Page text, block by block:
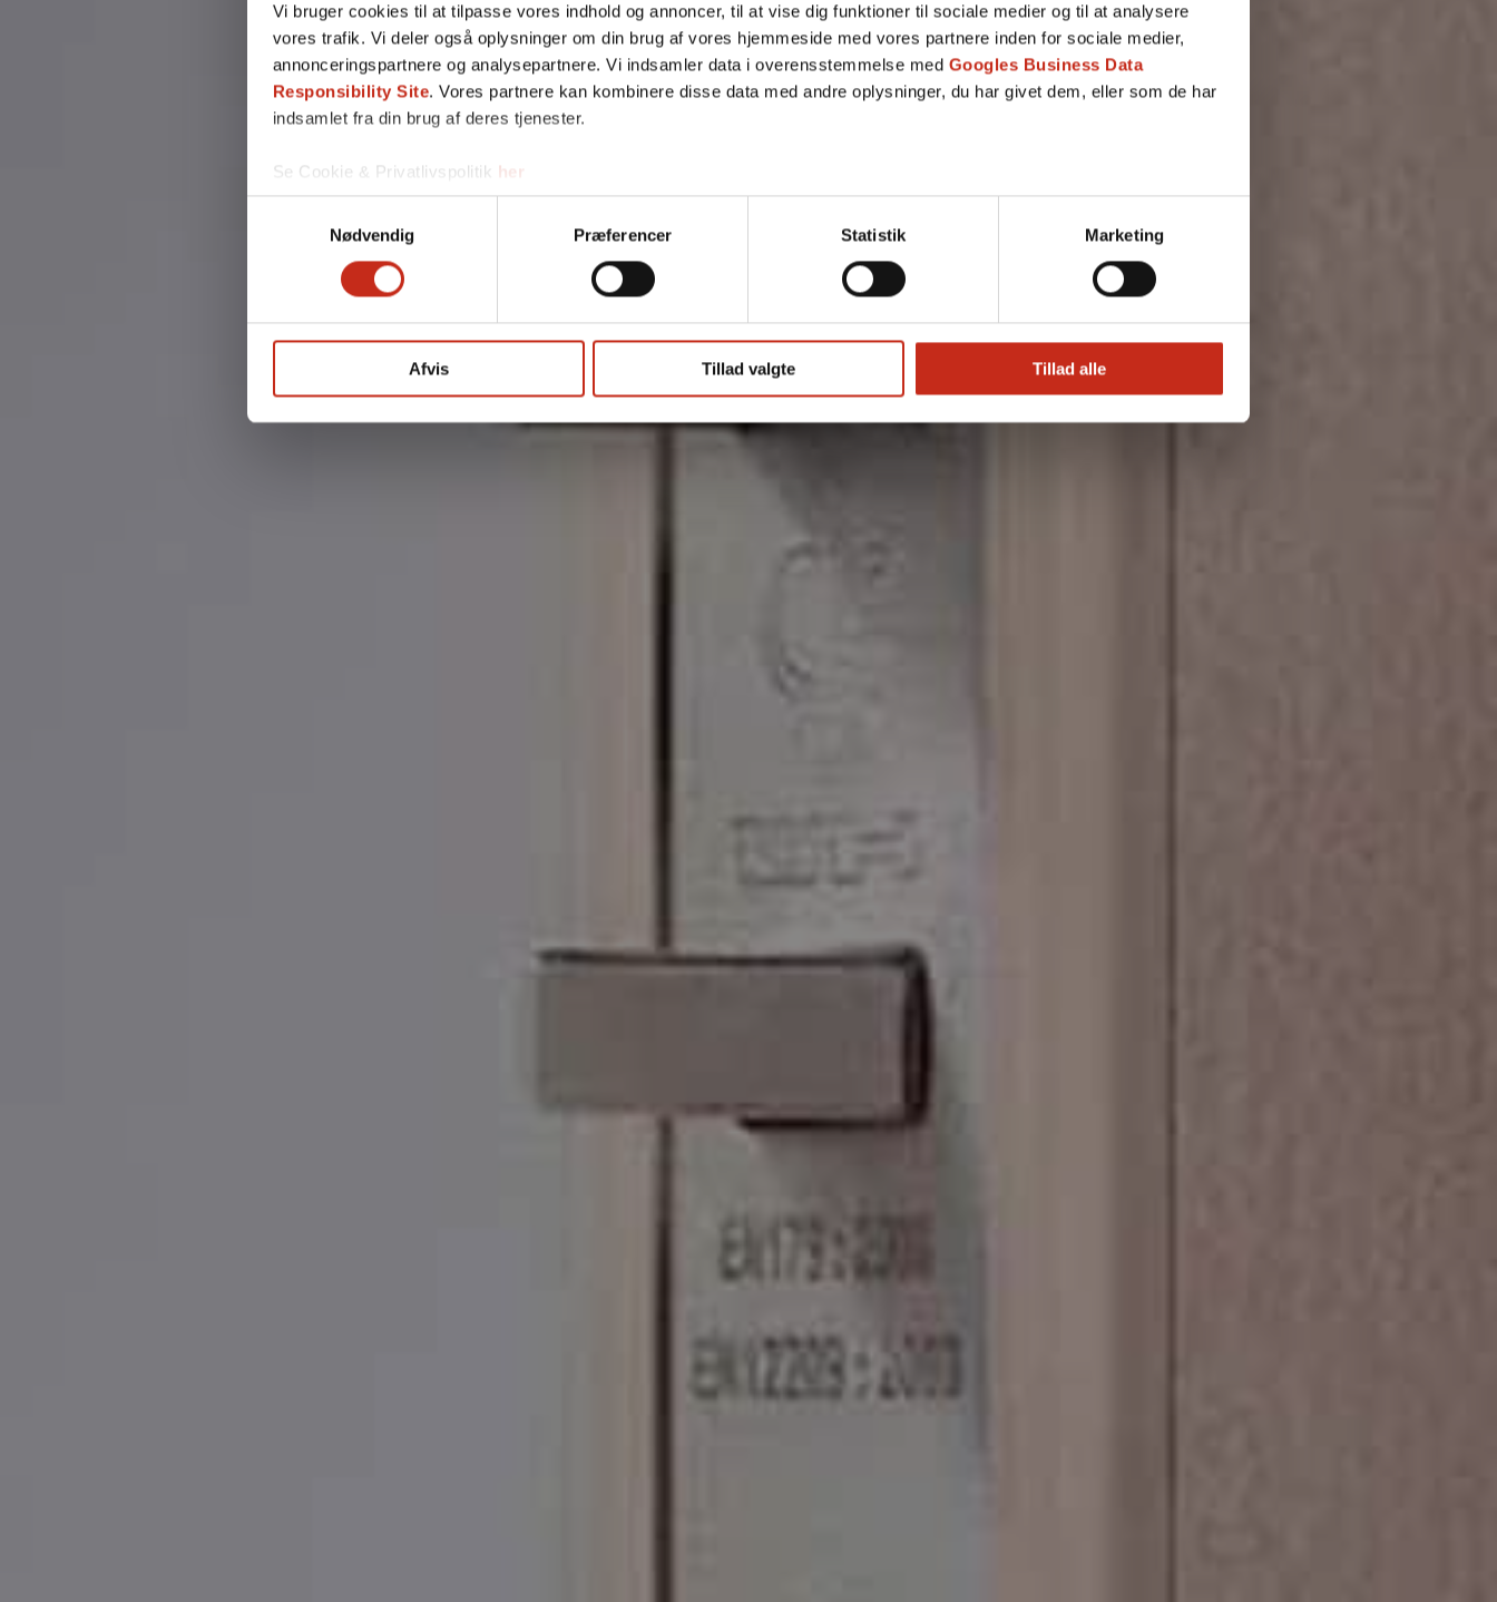
Vi bruger cookies til at tilpasse vores indhold og annoncer, til at vise dig funktioner til sociale medier og til at analysere
vores trafik. Vi deler også oplysninger om din brug af vores hjemmeside med vores partnere inden for sociale medier,
annonceringspartnere og analysepartnere. Vi indsamler data i overensstemmelse med Googles Business Data
Responsibility Site. Vores partnere kan kombinere disse data med andre oplysninger, du har givet dem, eller som de har
indsamlet fra din brug af deres tjenester.
Se Cookie & Privatlivspolitik her
Nødvendig
Præferencer Statistik Marketing
Afvis Tillad valgte Tillad alle
Tilføj filer (max 5)